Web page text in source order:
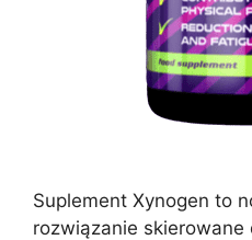
Suplement Xynogen to
rozwiązanie skierowane